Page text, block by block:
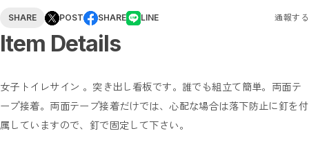
SHARE POST SHARE LINE 通報する
Item Details
女子トイレサイン 。突き出し看板です。誰でも組立て簡単。両面テ
ープ接着。両面テープ接着だけでは、心配な場合は落下防止に釘を付
属していますので、釘で固定して下さい。